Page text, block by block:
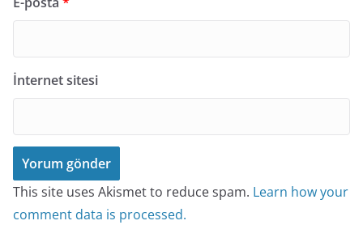
İnternet sitesi
This site uses Akismet to reduce spam. Learn how your
comment data is processed.